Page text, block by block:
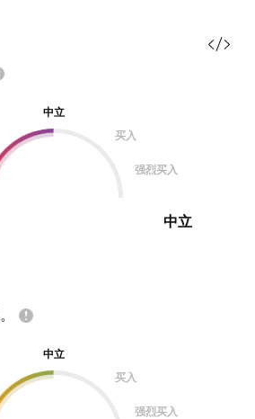
半仓，推保
中立
买入
强烈买入
中立
中立
买入
强烈买入